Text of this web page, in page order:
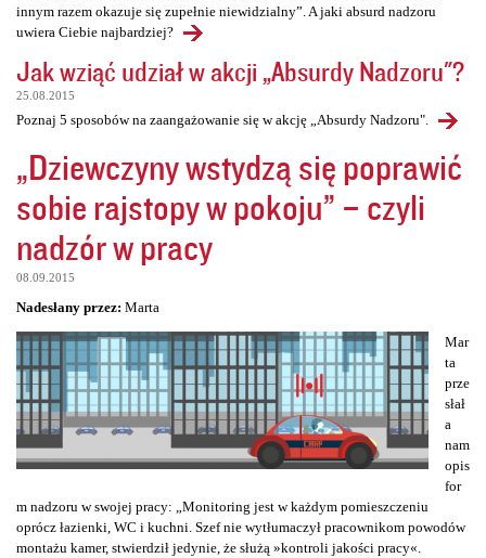
innym razem okazuje się zupełnie niewidzialny”. A jaki absurd nadzoru
uwiera Ciebie najbardziej?
Jak wziąć udział w akcji „Absurdy Nadzoru"?
25.08.2015
Poznaj 5 sposobów na zaangażowanie się w akcję „Absurdy Nadzoru".
„Dziewczyny wstydzą się poprawić
sobie rajstopy w pokoju” – czyli
nadzór w pracy
08.09.2015
Nadesłany przez: Marta
Mar
ta
prze
słał
a
nam
opis
for
m nadzoru w swojej pracy: „Monitoring jest w każdym pomieszczeniu
oprócz łazienki, WC i kuchni. Szef nie wytłumaczył pracownikom powodów
montażu kamer, stwierdził jedynie, że służą »kontroli jakości pracy«.